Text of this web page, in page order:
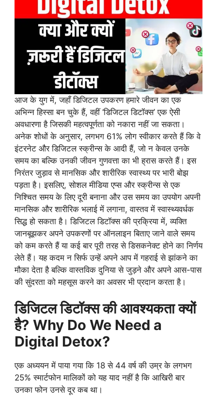
आज के युग में, जहाँ डिजिटल उपकरण हमारे जीवन का एक
अभिन्न हिस्सा बन चुके हैं, वहीं ‘डिजिटल डिटॉक्स’ एक ऐसी
अवधारणा है जिसकी महत्वपूर्णता को नकारा नहीं जा सकता।
अनेक शोधों के अनुसार, लगभग 61% लोग स्वीकार करते हैं कि वे
इंटरनेट और डिजिटल स्क्रीन्स के आदी हैं, जो न केवल उनके
समय का बल्कि उनकी जीवन गुणवत्ता का भी ह्रास करते हैं। इस
निरंतर जुड़ाव से मानसिक और शारीरिक स्वास्थ्य पर भारी बोझ
पड़ता है। इसलिए, सोशल मीडिया एप्स और स्क्रीन्स से एक
निश्चित समय के लिए दूरी बनाना और उस समय का उपयोग अपनी
मानसिक और शारीरिक भलाई में लगाना, वास्तव में स्वास्थ्यवर्धक
सिद्ध हो सकता है। डिजिटल डिटॉक्स की प्रक्रिया में, व्यक्ति
जानबूझकर अपने उपकरणों पर ऑनलाइन बिताए जाने वाले समय
को कम करते हैं या कई बार पूरी तरह से डिसकनेक्ट होने का निर्णय
लेते हैं। यह कदम न सिर्फ उन्हें अपने आप में गहराई से झांकने का
मौका देता है बल्कि वास्तविक दुनिया से जुड़ने और अपने आस-पास
की सुंदरता को महसूस करने का अवसर भी प्रदान करता है।
डिजिटल डिटॉक्स की आवश्यकता क्यों
है? Why Do We Need a
Digital Detox?
एक अध्ययन में पाया गया कि 18 से 44 वर्ष की उम्र के लगभग
25% स्मार्टफोन मालिकों को यह याद नहीं है कि आखिरी बार
उनका फोन उनसे दूर कब था।